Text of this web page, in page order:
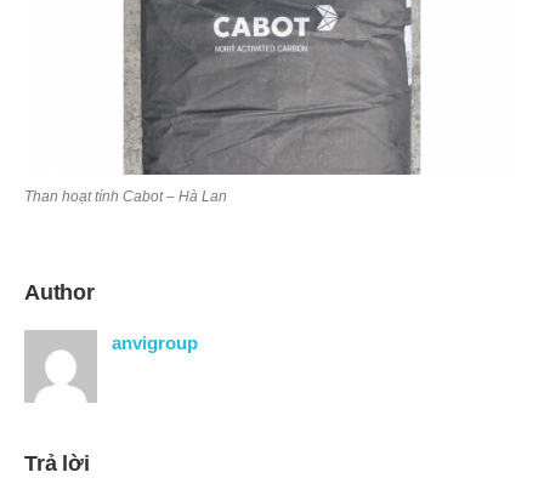
Than hoạt tính Cabot – Hà Lan
Author
anvigroup
Trả lời